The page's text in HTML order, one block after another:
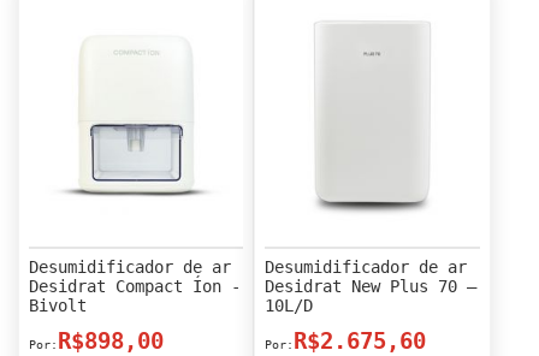
Desumidificador de ar
Desidrat Compact Íon -
Bivolt
R$898,00
Desumidificador de ar
Desidrat New Plus 70 –
10L/D
R$2.675,60